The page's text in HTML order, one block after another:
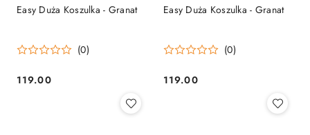
Easy Duża Koszulka - Granat
(0)
Cena:
119.00
Easy Duża Koszulka - Granat
(0)
Cena:
119.00